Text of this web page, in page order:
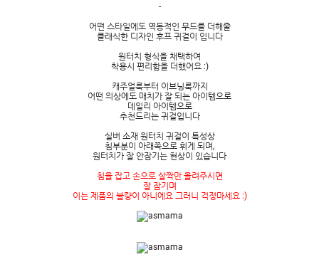
-
어떤 스타일에도 역동적인 무드를 더해줄
클래식한 디자인 후프 귀걸이 입니다
원터치 형식을 채택하여
착용시 편리함을 더했어요 :)
캐주얼룩부터 이브닝룩까지
어떤 의상에도 매치가 잘 되는 아이템으로
데일리 아이템으로
추천드리는 귀걸입니다
실버 소재 원터치 귀걸이 특성상
침부분이 아래쪽으로 휘게 되며,
원터치가 잘 안잠기는 현상이 있습니다
침을 잡고 손으로 살짝만 올려주시면
잘 잠기며
이는 제품의 불량이 아니에요 그러니 걱정마세요 :)